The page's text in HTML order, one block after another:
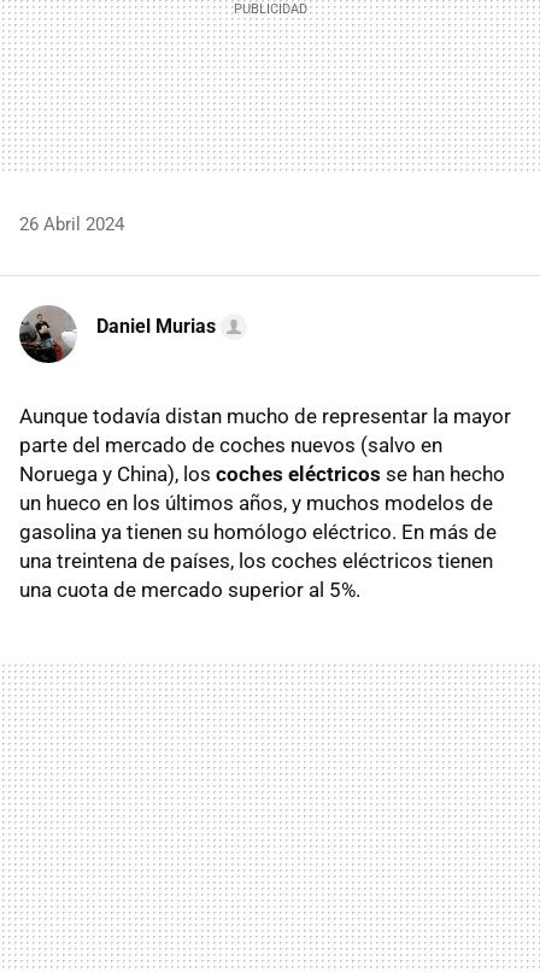
26 Abril 2024
Daniel Murias
Aunque todavía distan mucho de representar la mayor
parte del mercado de coches nuevos (salvo en
Noruega y China), los coches eléctricos se han hecho
un hueco en los últimos años, y muchos modelos de
gasolina ya tienen su homólogo eléctrico. En más de
una treintena de países, los coches eléctricos tienen
una cuota de mercado superior al 5%.